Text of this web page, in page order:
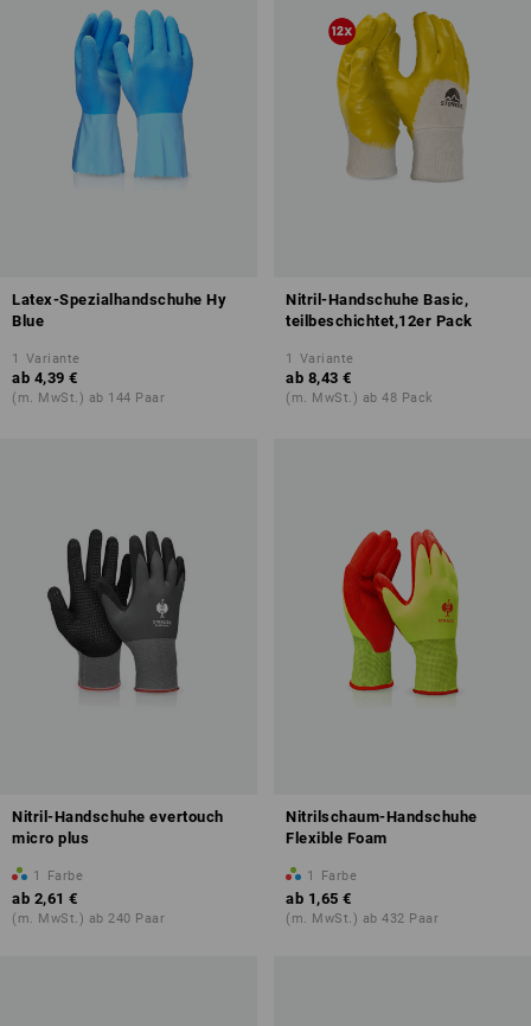
Latex-Spezialhandschuhe Hy
Blue
1 Variante
ab 4,39 €
(m. MwSt.) ab 144 Paar
Nitril-Handschuhe Basic,
teilbeschichtet,12er Pack
1 Variante
ab 8,43 €
(m. MwSt.) ab 48 Pack
Nitril-Handschuhe evertouch
micro plus
1 Farbe
ab 2,61 €
(m. MwSt.) ab 240 Paar
Nitrilschaum-Handschuhe
Flexible Foam
1 Farbe
ab 1,65 €
(m. MwSt.) ab 432 Paar